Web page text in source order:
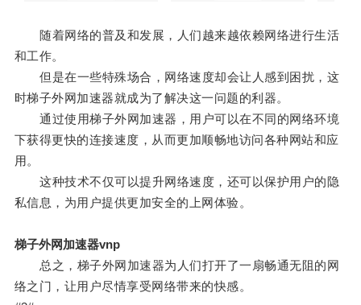
随着网络的普及和发展，人们越来越依赖网络进行生活
和工作。
但是在一些特殊场合，网络速度却会让人感到困扰，这
时梯子外网加速器就成为了解决这一问题的利器。
通过使用梯子外网加速器，用户可以在不同的网络环境
下获得更快的连接速度，从而更加顺畅地访问各种网站和应
用。
这种技术不仅可以提升网络速度，还可以保护用户的隐
私信息，为用户提供更加安全的上网体验。
梯子外网加速器vnp
总之，梯子外网加速器为人们打开了一扇畅通无阻的网
络之门，让用户尽情享受网络带来的快感。